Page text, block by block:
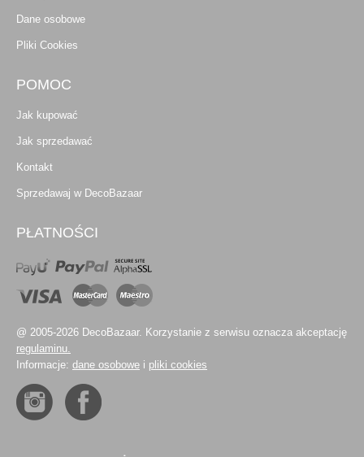
Dane osobowe
Pliki Cookies
POMOC
Jak kupować
Jak sprzedawać
Kontakt
Sprzedawaj w DecoBazaar
PŁATNOŚCI
@ 2005-2026 DecoBazaar. Korzystanie z serwisu oznacza akceptację
regulaminu.
Informacje: dane osobowe i pliki cookies